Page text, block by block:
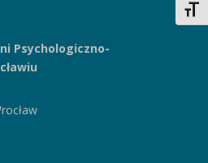
Psychologiczno-